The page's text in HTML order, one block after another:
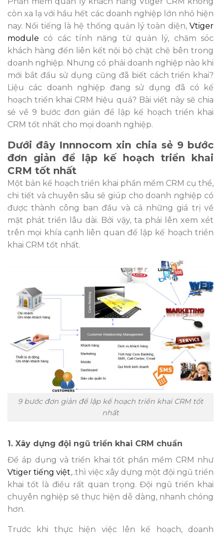
còn xa lạ với hầu hết các doanh nghiệp lớn nhỏ hiện
nay. Nổi tiếng là hệ thống quản lý toàn diện, Vtiger
module có các tính năng từ quản lý, chăm sóc
khách hàng đến liên kết nội bộ chặt chẽ bên trong
doanh nghiệp. Nhưng có phải doanh nghiệp nào khi
mới bắt đầu sử dụng cũng đã biết cách triển khai?
Liệu các doanh nghiệp đang sử dụng đã có kế
hoạch triển khai CRM hiệu quả? Bài viết này sẽ chia
sẻ về 9 bước đơn giản để lập kế hoạch triển khai
CRM tốt nhất cho mọi doanh nghiệp.
Dưới đây Innnocom xin chia sẻ 9 bước
đơn giản để lập kế hoạch triển khai
CRM tốt nhất
Một bản kế hoạch triển khai phần mềm CRM cụ thể,
chi tiết và chuyên sâu sẽ giúp cho doanh nghiệp có
được thành công ban đầu và cả những giá trị về
mặt phát triển lâu dài. Bởi vậy, ta phải lên xem xét
trên mọi khía cạnh liên quan để lập kế hoạch triển
khai CRM tốt nhất.
9 bước đơn giản để lập kế hoạch triển khai CRM tốt
nhất
1. Xây dựng đội ngũ triển khai CRM chuẩn
Để áp dụng và triển khai tốt phần mềm CRM như
Vtiger tiếng việt,..thì việc xây dựng một đội ngũ triển
khai tốt là điều rất quan trọng. Đội ngũ triển khai
chuyên nghiệp sẽ thực hiện dễ dàng, nhanh chóng
hơn.
Trước khi thực hiện việc lên kế hoạch, doanh